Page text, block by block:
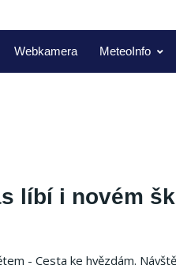
Webkamera MeteoInfo
líbí i novém
- Cesta ke hvězdám.